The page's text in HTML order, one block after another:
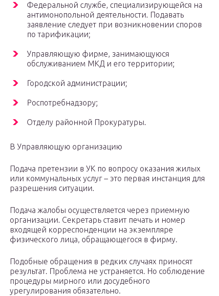
Федеральной службе, специализирующейся на
антимонопольной деятельности. Подавать
заявление следует при возникновении споров
по тарификации;
Управляющую фирме, занимающуюся
обслуживанием МКД и его территории;
Городской администрации;
Роспотребнадзору;
Отделу районной Прокуратуры.
В Управляющую организацию
Подача претензии в УК по вопросу оказания жилых
или коммунальных услуг – это первая инстанция для
разрешения ситуации.
Подача жалобы осуществляется через приемную
организации. Секретарь ставит печать и номер
входящей корреспонденции на экземпляре
физического лица, обращающегося в фирму.
Подобные обращения в редких случаях приносят
результат. Проблема не устраняется. Но соблюдение
процедуры мирного или досудебного
урегулирования обязательно.